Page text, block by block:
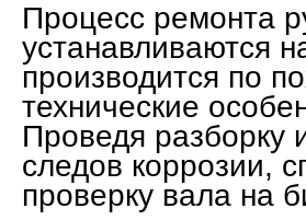
Процесс ремонта
устанавливаются
производится по
технические
Проведя разборку
следов коррозии,
проверку вала на